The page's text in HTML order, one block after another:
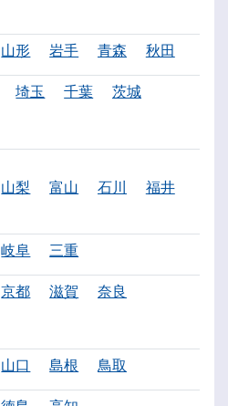
山形 岩手 青森 秋田
埼玉 千葉 茨城
山梨 富山 石川 福井
岐阜 三重
京都 滋賀 奈良
山口 島根 鳥取